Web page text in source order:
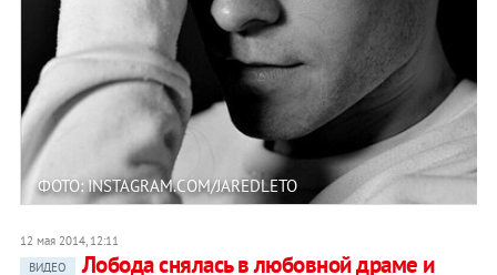
ФОТО: INSTAGRAM.COM/JAREDLETO
12 мая 2014, 12:11
ВИДЕО
Лобода снялась в любовной драме и